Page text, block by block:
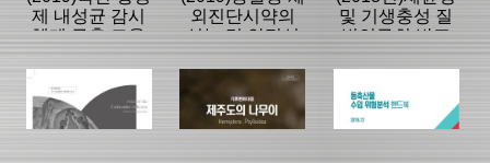
2019/03/20
2019/03/11
제 내성균 감시
체계 구축 교육
분류명 : 단행본
외진단시약의
성능 및 안정성
시험 가이드라
인
분류명 : 단행본
및 기생충성 질
병연구회 발표
자료집
분류명 : 단행본